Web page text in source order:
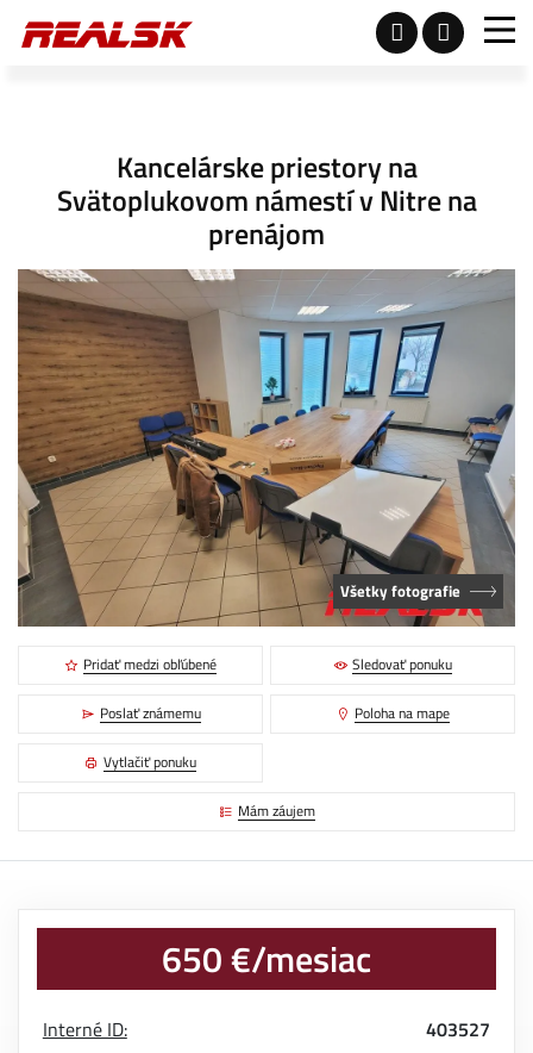
Kancelárske priestory na
Svätoplukovom námestí v Nitre na
prenájom
Všetky fotografie
Pridať medzi obľúbené Sledovať ponuku
Poslať známemu Poloha na mape
Vytlačiť ponuku
Mám záujem
650 €/mesiac
Interné ID:
403527